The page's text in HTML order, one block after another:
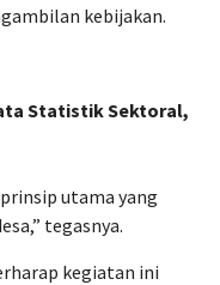
kebijakan.
Statistik Sektoral,
utama yang
tegasnya.
kegiatan ini